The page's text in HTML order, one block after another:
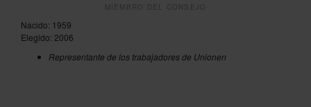
MIEMBRO DEL CONSEJO
Nacido: 1959
Elegido: 2006
Representante de los trabajadores de Unionen